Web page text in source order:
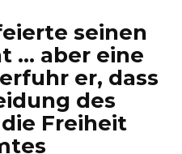
seinen
… aber eine
er, dass
des
Freiheit